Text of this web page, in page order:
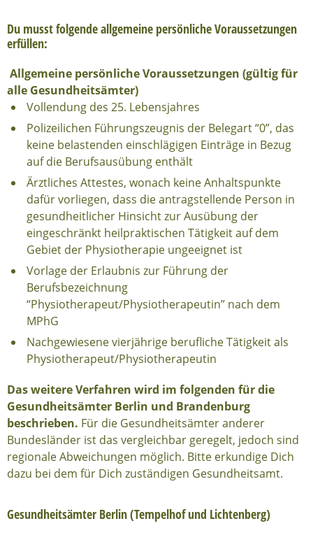
Du musst folgende allgemeine persönliche Voraussetzungen
erfüllen:
Allgemeine persönliche Voraussetzungen (gültig für
alle Gesundheitsämter)
Vollendung des 25. Lebensjahres
Polizeilichen Führungszeugnis der Belegart “0”, das
keine belastenden einschlägigen Einträge in Bezug
auf die Berufsausübung enthält
Ärztliches Attestes, wonach keine Anhaltspunkte
dafür vorliegen, dass die antragstellende Person in
gesundheitlicher Hinsicht zur Ausübung der
eingeschränkt heilpraktischen Tätigkeit auf dem
Gebiet der Physiotherapie ungeeignet ist
Vorlage der Erlaubnis zur Führung der
Berufsbezeichnung
“Physiotherapeut/Physiotherapeutin” nach dem
MPhG
Nachgewiesene vierjährige berufliche Tätigkeit als
Physiotherapeut/Physiotherapeutin
Das weitere Verfahren wird im folgenden für die
Gesundheitsämter Berlin und Brandenburg
beschrieben. Für die Gesundheitsämter anderer
Bundesländer ist das vergleichbar geregelt, jedoch sind
regionale Abweichungen möglich. Bitte erkundige Dich
dazu bei dem für Dich zuständigen Gesundheitsamt.
Gesundheitsämter Berlin (Tempelhof und Lichtenberg)